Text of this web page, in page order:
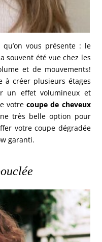
qu’on vous présente : le
souvent été vue chez les
et de mouvements!
à créer plusieurs étages
un effet volumineux et
votrecoupe de cheveux
très belle option pour
votre coupe dégradée
garanti.